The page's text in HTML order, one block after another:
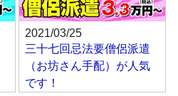
2021/03/25
三十七回忌法要僧侶派遣
（お坊さん手配）が人気
です！